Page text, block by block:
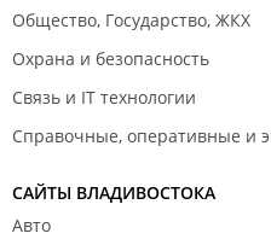
Общество, Государство, ЖКХ
Охрана и безопасность
Связь и IT технологии
Справочные, оперативные и
САЙТЫ ВЛАДИВОСТОКА
Авто